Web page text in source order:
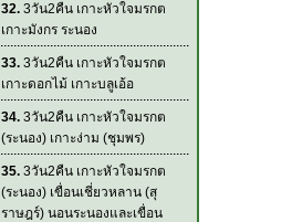
32. 3วัน2คืน เกาะหัวใจมรกต
เกาะมังกร ระนอง
33. 3วัน2คืน เกาะหัวใจมรกต
เกาะดอกไม้ เกาะบลูเอ้อ
34. 3วัน2คืน เกาะหัวใจมรกต
(ระนอง) เกาะง่าม (ชุมพร)
35. 3วัน2คืน เกาะหัวใจมรกต
(ระนอง) เขื่อนเชี่ยวหลาน (สุ
ราษฎร์) นอนระนองและเขื่อน